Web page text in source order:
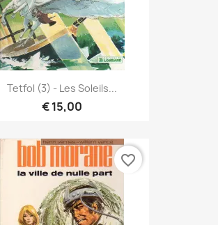
Tetfol (3) - Les Soleils...
€ 15,00
favorite_border